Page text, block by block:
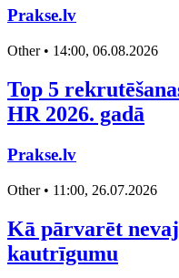
Prakse.lv
Other • 14:00, 06.08.2026
Top 5
HR 2026. gadā
Prakse.lv
Other • 11:00, 26.07.2026
Kā pārvarēt
kautrīgumu